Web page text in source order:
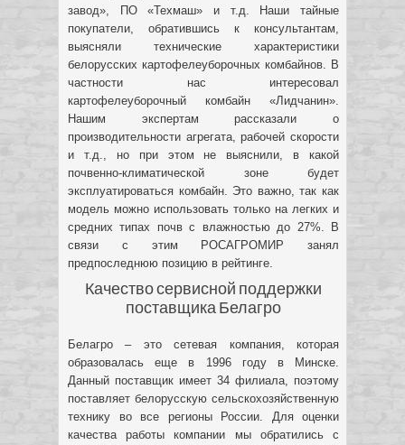
завод», ПО «Техмаш» и т.д. Наши тайные
покупатели, обратившись к консультантам,
выясняли технические характеристики
белорусских картофелеуборочных комбайнов. В
частности нас интересовал
картофелеуборочный комбайн «Лидчанин».
Нашим экспертам рассказали о
производительности агрегата, рабочей скорости
и т.д., но при этом не выяснили, в какой
почвенно-климатической зоне будет
эксплуатироваться комбайн. Это важно, так как
модель можно использовать только на легких и
средних типах почв с влажностью до 27%. В
связи с этим РОСАГРОМИР занял
предпоследнюю позицию в рейтинге.
Качество сервисной поддержки
поставщика Белагро
Белагро – это сетевая компания, которая
образовалась еще в 1996 году в Минске.
Данный поставщик имеет 34 филиала, поэтому
поставляет белорусскую сельскохозяйственную
технику во все регионы России. Для оценки
качества работы компании мы обратились с